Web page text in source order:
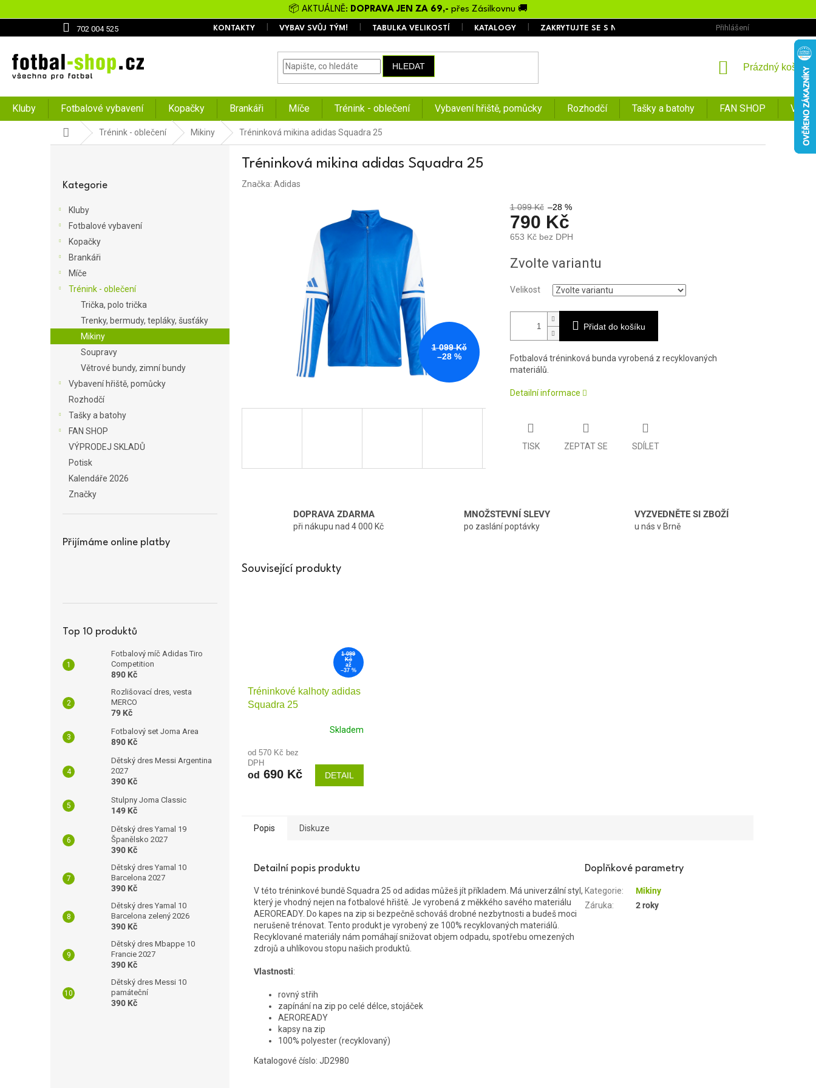
na
📦 AKTUÁLNĚ: DOPRAVA JEN ZA 69,- přes Zásilkovnu 🚚
702 004 525 KONTAKTY VYBAV SVŮJ TÝM! TABULKA VELIKOSTÍ KATALOGY ZAKRYTUJTE SE S NÁMI OBCHODNÍ PODMÍNKY
Přihlášení
HLEDAT
NÁKUPNÍ
Prázdný košík
Kluby Fotbalové vybavení Kopačky Brankáři Míče Trénink - oblečení Vybavení hřiště, pomůcky Rozhodčí Tašky a batohy FAN SHOP
Domů Trénink - oblečení Mikiny Tréninková mikina adidas Squadra 25
kategorie
Kategorie
Kluby
Fotbalové vybavení
Kopačky
Brankáři
Míče
Trénink - oblečení
Trička, polo trička
Trenky, bermudy, tepláky, šusťáky
Mikiny
Soupravy
Větrové bundy, zimní bundy
Vybavení hřiště, pomůcky
Rozhodčí
Tašky a batohy
FAN SHOP
VÝPRODEJ SKLADŮ
Potisk
Kalendáře 2026
Značky
Přijímáme online platby
Top 10 produktů
Fotbalový míč Adidas Tiro
Competition
890 Kč
Rozlišovací dres, vesta
MERCO
79 Kč
Fotbalový set Joma Area
890 Kč
Dětský dres Messi Argentina
2027
390 Kč
Stulpny Joma Classic
149 Kč
Dětský dres Yamal 19
Španělsko 2027
390 Kč
Dětský dres Yamal 10
Barcelona 2027
390 Kč
Dětský dres Yamal 10
Barcelona zelený 2026
390 Kč
Dětský dres Mbappe 10
Francie 2027
390 Kč
Dětský dres Messi 10
památeční
390 Kč
Tréninková mikina adidas Squadra 25
Značka: Adidas
1 099 Kč
–28 %
1 099 Kč –28 %
790 Kč
653 Kč bez DPH
cena:
Zvolte variantu
Velikost
Přidat do košíku
Fotbalová tréninková bunda vyrobená z recyklovaných
materiálů.
Detailní informace
TISK ZEPTAT SE SDÍLET
DOPRAVA ZDARMA
při nákupu nad 4 000 Kč
MNOŽSTEVNÍ SLEVY
po zaslání poptávky
VYZVEDNĚTE SI ZBOŽÍ
u nás v Brně
Související produkty
1 099
Kč
až
–37 %
Tréninkové kalhoty adidas
Squadra 25
Skladem
od 570 Kč bez
DPH
od 690 Kč DETAIL
Popis Diskuze
Detailní popis produktu
V této tréninkové bundě Squadra 25 od adidas můžeš jít příkladem. Má univerzální styl,
který je vhodný nejen na fotbalové hřiště. Je vyrobená z měkkého savého materiálu
AEROREADY. Do kapes na zip si bezpečně schováš drobné nezbytnosti a budeš moci
nerušeně trénovat. Tento produkt je vyrobený ze 100% recyklovaných materiálů.
Recyklované materiály nám pomáhají snižovat objem odpadu, spotřebu omezených
zdrojů a uhlíkovou stopu našich produktů.
Vlastnosti:
rovný střih
zapínání na zip po celé délce, stojáček
AEROREADY
kapsy na zip
100% polyester (recyklovaný)
Katalogové číslo: JD2980
Doplňkové parametry
Kategorie:
Mikiny
Záruka: 2 roky